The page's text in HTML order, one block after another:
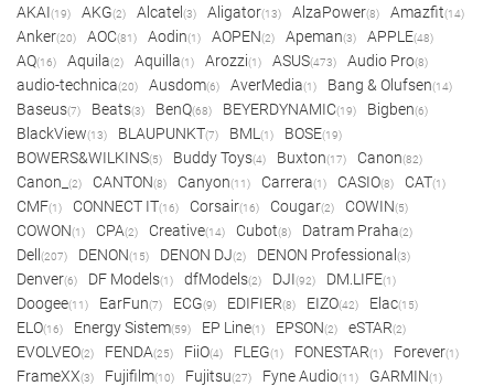
AKAI(19) AKG(2) Alcatel (3) Aligator(13) AlzaPower(8) Amazfit(14)
Anker(20) AOC(81) Aodin(1) AOPEN(2) Apeman(3) APPLE(48)
AQ(16) Aquila(2) Aquilla(1) Arozzi(1) ASUS(473) Audio Pro(8)
audio-technica(20) Ausdom(6) AverMedia(1) Bang & Olufsen(14)
Baseus(7) Beats(3) BenQ(68) BEYERDYNAMIC(19) Bigben(6)
BlackView(13) BLAUPUNKT(7) BML (1) BOSE(19)
BOWERS&WILKINS(5) Buddy Toys(4) Buxton(17) Canon(82)
Canon_ (2) CANTON(8) Canyon(11) Carrera(1) CASIO(8) CAT(1)
CMF(1) CONNECT IT(16) Corsair(16) Cougar(2) COWIN(5)
COWON(1) CPA(2) Creative(14) Cubot(8) Datram Praha(2)
Dell (207) DENON(15) DENON DJ(2) DENON Professional (3)
Denver(6) DF Models(1) dfModels(2) DJI(92) DM.LIFE(1)
Doogee(11) EarFun(7) ECG(9) EDIFIER(8) EIZO(42) Elac(15)
ELO(16) Energy Sistem(59) EP Line(1) EPSON(2) eSTAR(2)
EVOLVEO(2) FENDA(25) FiiO(4) FLEG(1) FONESTAR(1) Forever(1)
FrameXX(3) Fujifilm(10) Fujitsu(27) Fyne Audio(11) GARMIN(1)